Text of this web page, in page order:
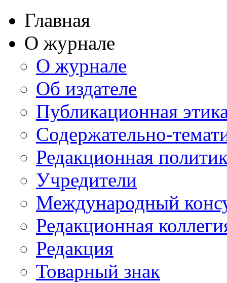
Главная
О журнале
О журнале
Об издателе
Публикационная
Содержательно-
Редакционная
Учредители
Международный
Редакционная
Редакция
Товарный знак